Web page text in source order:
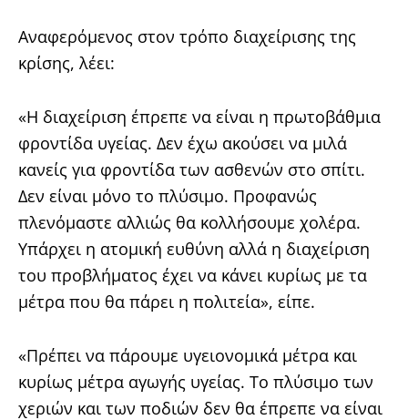
Αναφερόμενος στον τρόπο διαχείρισης της
κρίσης, λέει:
«Η διαχείριση έπρεπε να είναι η πρωτοβάθμια
φροντίδα υγείας. Δεν έχω ακούσει να μιλά
κανείς για φροντίδα των ασθενών στο σπίτι.
Δεν είναι μόνο το πλύσιμο. Προφανώς
πλενόμαστε αλλιώς θα κολλήσουμε χολέρα.
Υπάρχει η ατομική ευθύνη αλλά η διαχείριση
του προβλήματος έχει να κάνει κυρίως με τα
μέτρα που θα πάρει η πολιτεία», είπε.
«Πρέπει να πάρουμε υγειονομικά μέτρα και
κυρίως μέτρα αγωγής υγείας. Το πλύσιμο των
χεριών και των ποδιών δεν θα έπρεπε να είναι